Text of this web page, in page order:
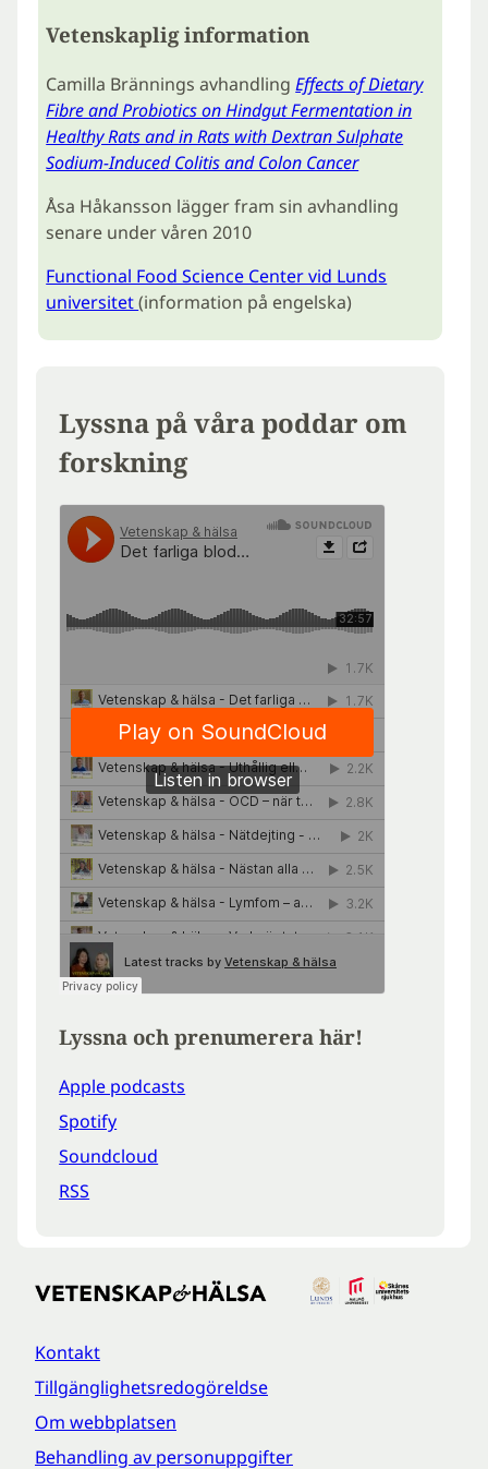
Vetenskaplig information
Camilla Brännings avhandlingEffects of Dietary
Fibre and Probiotics on Hindgut Fermentation in
Healthy Rats and in Rats with Dextran Sulphate
Sodium-Induced Colitis and Colon Cancer
Åsa Håkansson lägger fram sin avhandling
senare under våren 2010
Functional Food Science Center vid Lunds
universitet(information på engelska)
Lyssna på våra poddar om
forskning
Lyssna och prenumerera här!
Apple podcasts
Spotify
Soundcloud
RSS
Kontakt
Tillgänglighetsredogöreldse
Om webbplatsen
Behandling av personuppgifter